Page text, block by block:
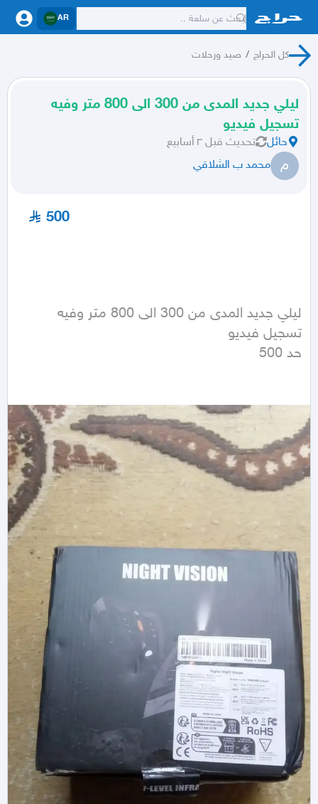
AR
كل الحراج / صيد ورحلات
ليلي جديد المدى من 300 الى 800 متر وفيه
تسجيل فيديو
حائل تحديث قبل ٣ أسابيع
م محمد ب الشلاقي
500
حد 500